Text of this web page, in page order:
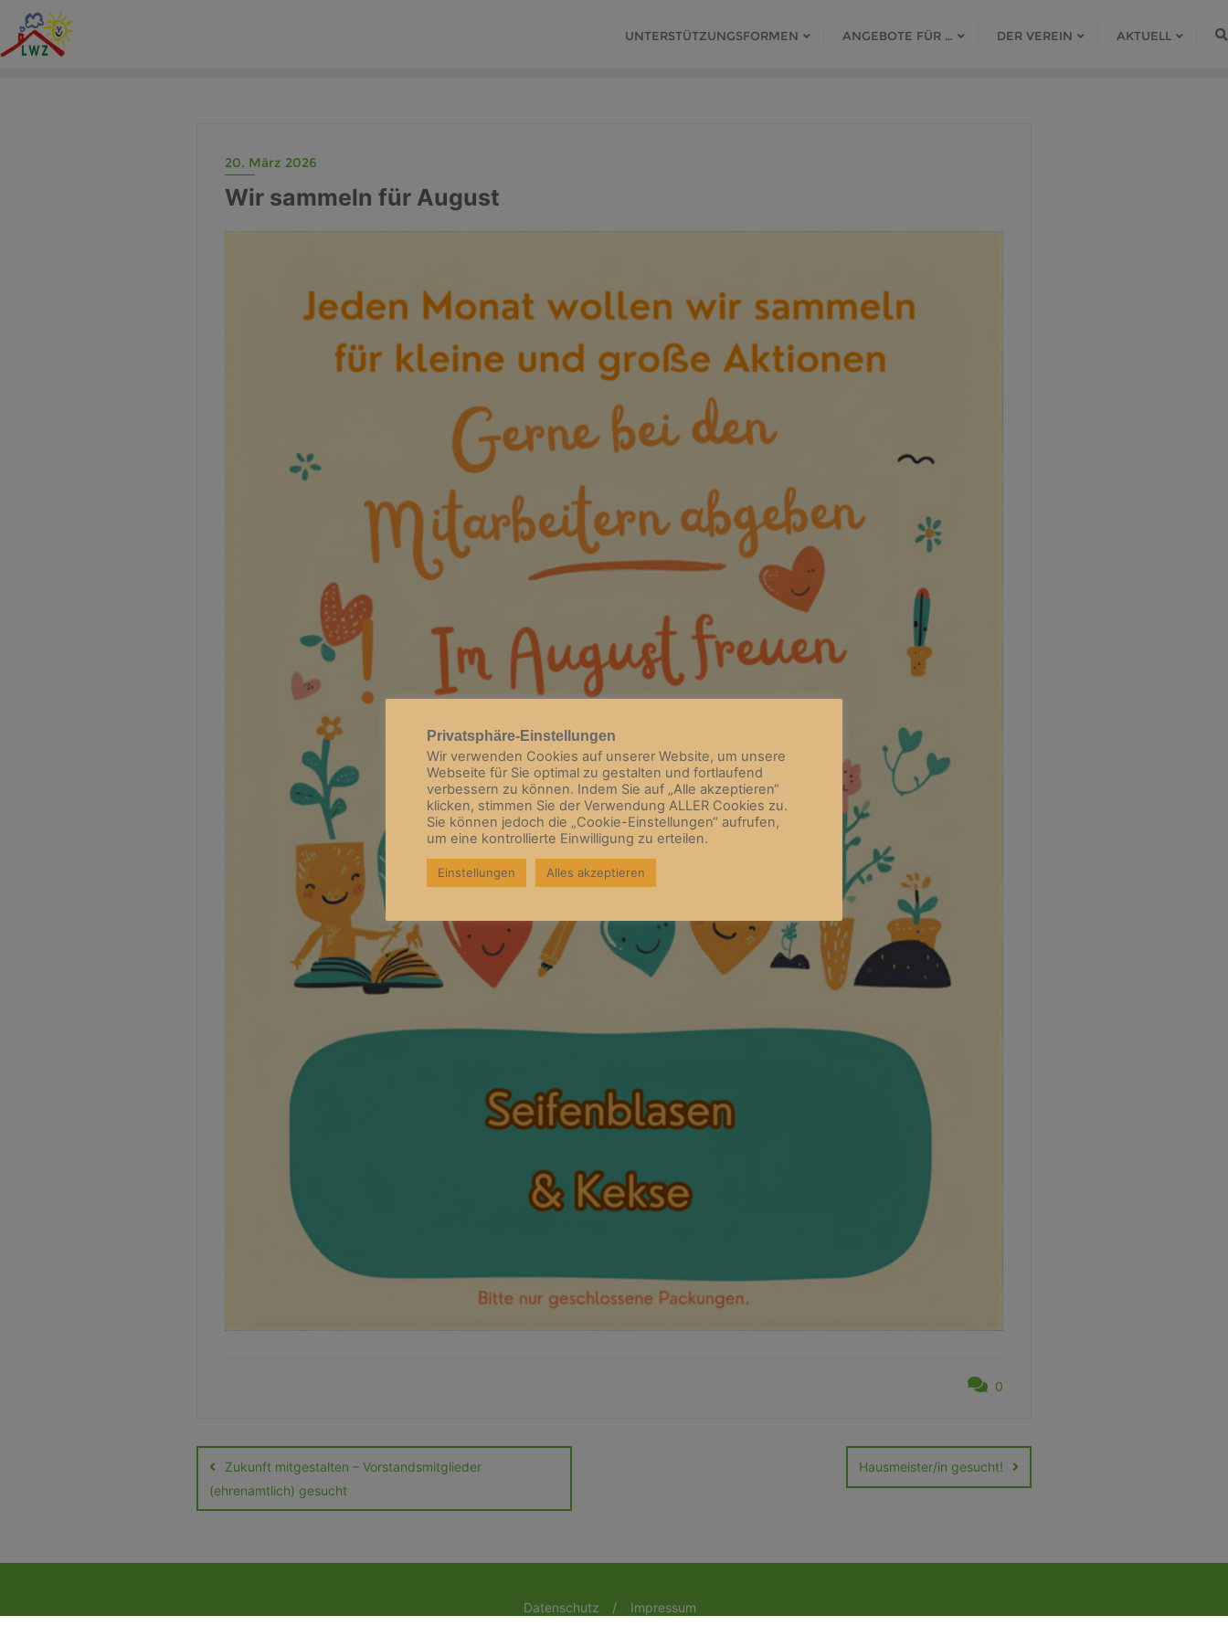
UNTERSTÜTZUNGSFORMEN ANGEBOTE FÜR … DER VEREIN AKTUELL
20. März 2026
Wir sammeln für August
0
Zukunft mitgestalten – Vorstandsmitglieder
(ehrenamtlich) gesucht
Hausmeister/in gesucht!
Datenschutz Impressum
Privatsphäre-Einstellungen
Wir verwenden Cookies auf unserer Website, um unsere
Webseite für Sie optimal zu gestalten und fortlaufend
verbessern zu können. Indem Sie auf „Alle akzeptieren“
klicken, stimmen Sie der Verwendung ALLER Cookies zu.
Sie können jedoch die „Cookie-Einstellungen“ aufrufen,
um eine kontrollierte Einwilligung zu erteilen.
Einstellungen Alles akzeptieren